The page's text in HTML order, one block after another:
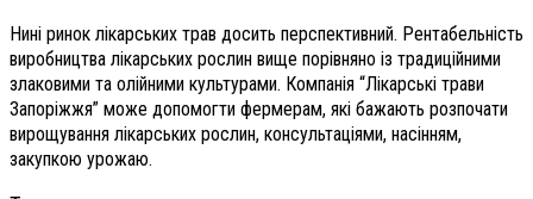
Нині ринок лікарських трав досить перспективний. Рентабельність
виробництва лікарських рослин вище порівняно із традиційними
злаковими та олійними культурами. Компанія “Лікарські трави
Запоріжжя” може допомогти фермерам, які бажають розпочати
вирощування лікарських рослин, консультаціями, насінням,
закупкою урожаю.